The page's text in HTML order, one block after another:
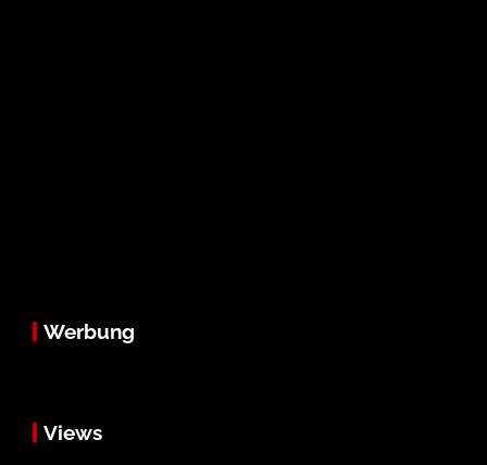
Werbung
Views